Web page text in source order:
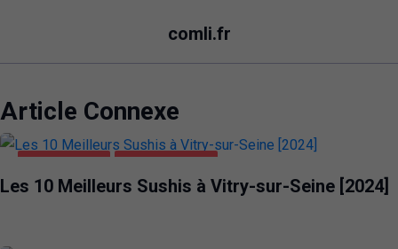
comli.fr
Article Connexe
Les 10 Meilleurs Sushis à Vitry-sur-Seine [2024]